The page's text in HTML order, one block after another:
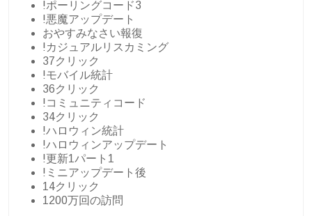
!ポーリングコード3
!悪魔アップデート
おやすみなさい報復
!カジュアルリスカミング
37クリック
!モバイル統計
36クリック
!コミュニティコード
34クリック
!ハロウィン統計
!ハロウィンアップデート
!更新1パート1
!ミニアップデート後
14クリック
1200万回の訪問